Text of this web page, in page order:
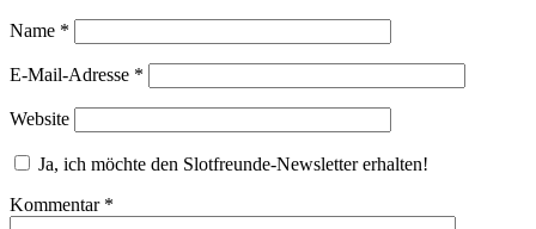
Name *
E-Mail-Adresse *
Website
Ja, ich möchte den Slotfreunde-Newsletter erhalten!
Kommentar *